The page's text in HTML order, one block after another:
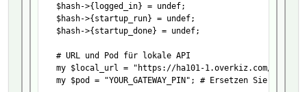
sub tahoma_handle_token_response($) {
my ($hash, $response) = @_;
my $name = $hash->{NAME};
if ($response->{httpCode} == 200) {
my $token = $response->{data}->{token}; # Token aus
Log3 $name, 2, "$name: Token erfolgreich generiert:
$hash->{logged_in} = undef;
$hash->{startup_run} = undef;
$hash->{startup_done} = undef;
# URL und Pod für lokale API
my $local_url = "https://ha101-1.overkiz.com/
my $pod = "YOUR_GATEWAY_PIN"; # Ersetzen Sie dies